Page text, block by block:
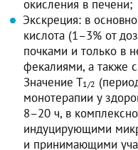
окисления в печени;
Экскреция: в
кислота (1–3% от
почками и только в
фекалиями, а также
Значение Т1/2
монотерапии у
8–20 ч, в
индуцирующими
и принимающими